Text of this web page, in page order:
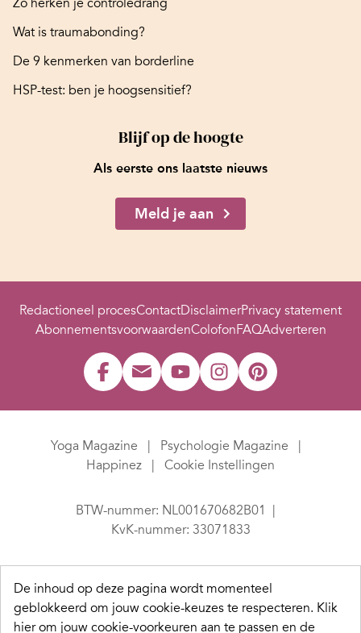
Zo herken je controledrang
Wat is traumabonding?
De 9 kenmerken van borderline
HSP-test: ben je hoogsensitief?
Blijf op de hoogte
Als eerste ons laatste nieuws
Meld je aan
Redactioneel procesContactDisclaimerPrivacy statement
AbonnementsvoorwaardenColofonFAQAdverteren
Yoga Magazine
Psychologie Magazine
Happinez
Cookie Instellingen
BTW-nummer: NL001670682B01
KvK-nummer: 33071833
De inhoud op deze pagina wordt momenteel
geblokkeerd om jouw cookie-keuzes te respecteren. Klik
hier om jouw cookie-voorkeuren aan te passen en de